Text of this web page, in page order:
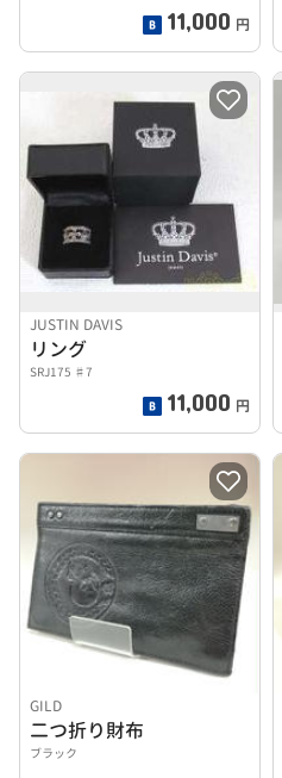
11,000 円
JUSTIN DAVIS
リング
SRJ175 ♯7
11,000 円
GILD
二つ折り財布
ブラック